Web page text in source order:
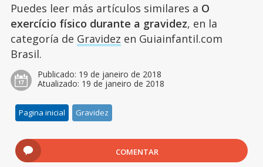
Puedes leer más artículos similares a O
exercício físico durante a gravidez, en la
categoría de Gravidez en Guiainfantil.com
Brasil.
Publicado: 19 de janeiro de 2018
Atualizado: 19 de janeiro de 2018
Pagina inicial Gravidez
COMENTAR